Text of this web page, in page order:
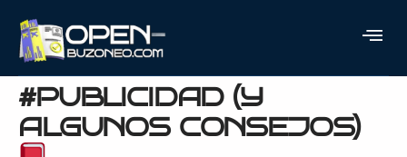
QUÉ ES UNA
OCTAVILLA EN
#PUBLICIDAD (Y
ALGUNOS CONSEJOS)